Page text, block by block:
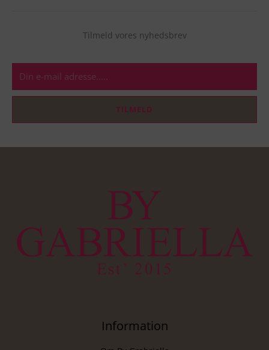
Tilmeld vores nyhedsbrev
TILMELD
Information